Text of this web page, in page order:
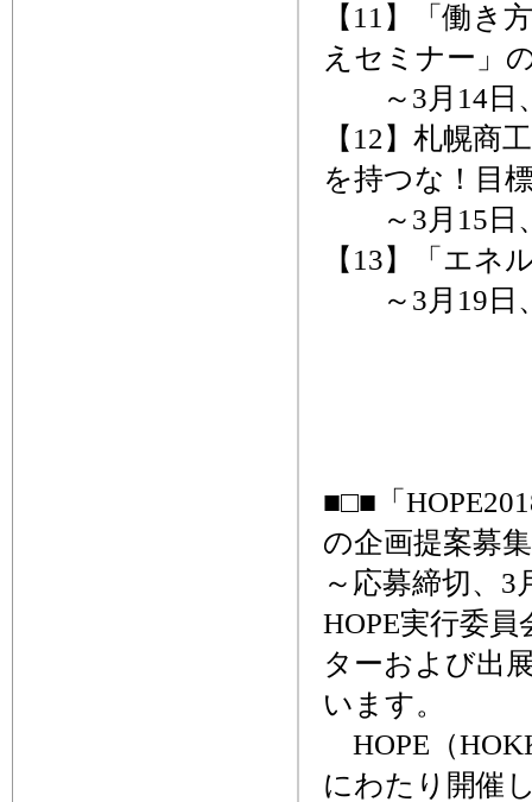
【11】「働き
えセミナー」
～3月14日、
【12】札幌商
を持つな！目
～3月15日
【13】「エネ
～3月19日
■□■「
の企画提案募
～応募締切、3
HOPE実行委
ターおよび出
います。
HOPE（
にわたり開催